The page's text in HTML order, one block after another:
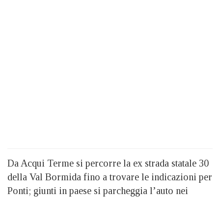
Da Acqui Terme si percorre la ex strada statale 30
della Val Bormida fino a trovare le indicazioni per
Ponti; giunti in paese si parcheggia l’auto nei